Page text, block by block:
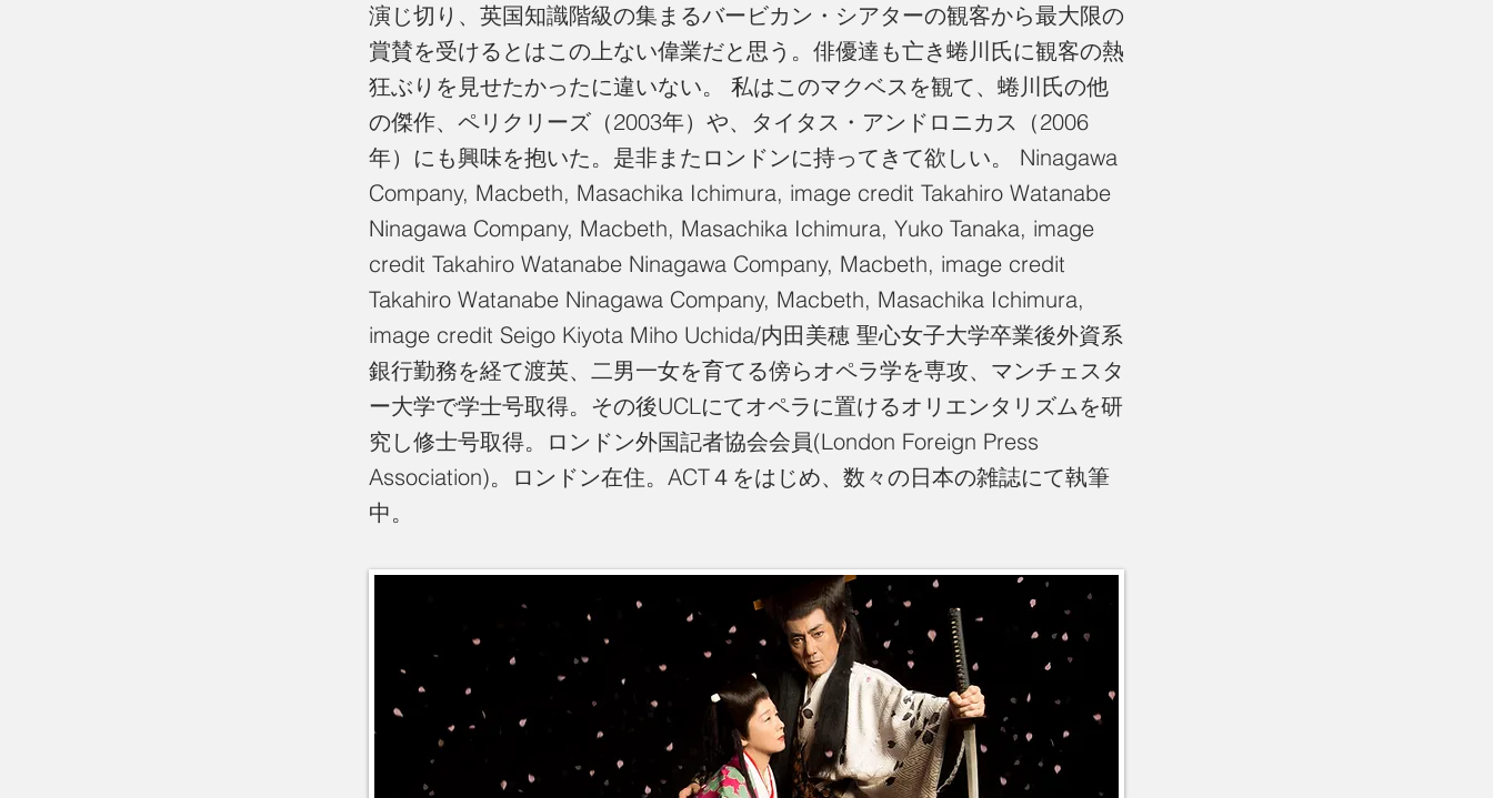
演じ切り、英国知識階級の集まるバービカン・シアターの観客から最大限の
賞賛を受けるとはこの上ない偉業だと思う。俳優達も亡き蜷川氏に観客の熱
狂ぶりを見せたかったに違いない。 私はこのマクベスを観て、蜷川氏の他
の傑作、ペリクリーズ（2003年）や、タイタス・アンドロニカス（2006
年）にも興味を抱いた。是非またロンドンに持ってきて欲しい。 Ninagawa
Company, Macbeth, Masachika Ichimura, image credit Takahiro Watanabe
Ninagawa Company, Macbeth, Masachika Ichimura, Yuko Tanaka, image
credit Takahiro Watanabe Ninagawa Company, Macbeth, image credit
Takahiro Watanabe Ninagawa Company, Macbeth, Masachika Ichimura,
image credit Seigo Kiyota Miho Uchida/内田美穂 聖心女子大学卒業後外資系
銀行勤務を経て渡英、二男一女を育てる傍らオペラ学を専攻、マンチェスタ
ー大学で学士号取得。その後UCLにてオペラに置けるオリエンタリズムを研
究し修士号取得。ロンドン外国記者協会会員(London Foreign Press
Association)。ロンドン在住。ACT４をはじめ、数々の日本の雑誌にて執筆
中。